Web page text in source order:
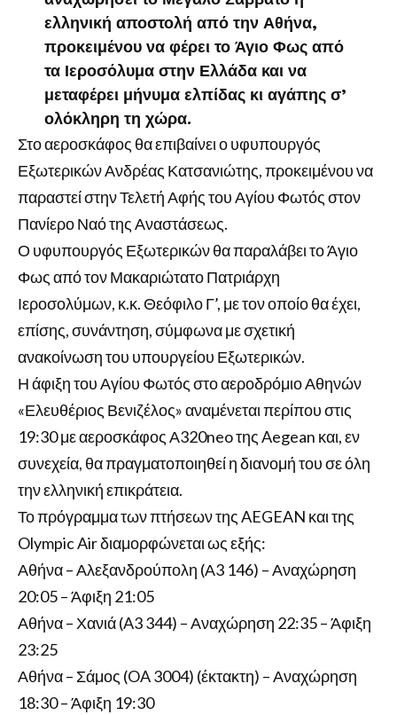
ελληνική αποστολή από την Αθήνα,
προκειμένου να φέρει το Άγιο Φως από
τα Ιεροσόλυμα στην Ελλάδα και να
μεταφέρει μήνυμα ελπίδας κι αγάπης σ’
ολόκληρη τη χώρα.
Στο αεροσκάφος θα επιβαίνει ο υφυπουργός
Εξωτερικών Ανδρέας Κατσανιώτης, προκειμένου να
παραστεί στην Τελετή Αφής του Αγίου Φωτός στον
Πανίερο Ναό της Αναστάσεως.
Ο υφυπουργός Εξωτερικών θα παραλάβει το Άγιο
Φως από τον Μακαριώτατο Πατριάρχη
Ιεροσολύμων, κ.κ. Θεόφιλο Γ’, με τον οποίο θα έχει,
επίσης, συνάντηση, σύμφωνα με σχετική
ανακοίνωση του υπουργείου Εξωτερικών.
Η άφιξη του Αγίου Φωτός στο αεροδρόμιο Αθηνών
«Ελευθέριος Βενιζέλος» αναμένεται περίπου στις
19:30 με αεροσκάφος Α320neo της Aegean και, εν
συνεχεία, θα πραγματοποιηθεί η διανομή του σε όλη
την ελληνική επικράτεια.
Το πρόγραμμα των πτήσεων της AEGEAN και της
Olympic Air διαμορφώνεται ως εξής:
Αθήνα – Αλεξανδρούπολη (Α3 146) – Αναχώρηση
20:05 – Άφιξη 21:05
Αθήνα – Χανιά (A3 344) – Αναχώρηση 22:35 – Άφιξη
23:25
Αθήνα – Σάμος (OA 3004) (έκτακτη) – Αναχώρηση
18:30 – Άφιξη 19:30